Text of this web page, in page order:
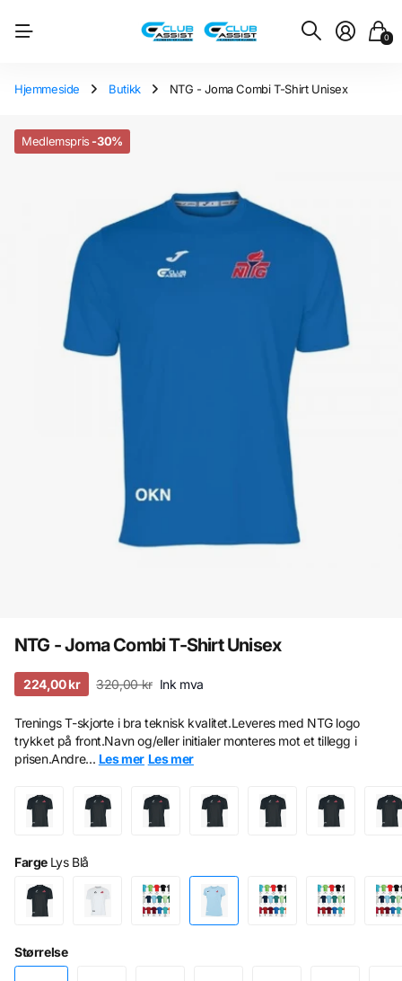
0
Hjemmeside Butikk NTG - Joma Combi T-Shirt Unisex
Medlemspris -30%
NTG - Joma Combi T-Shirt Unisex
224,00 kr 320,00 kr Ink mva
Trenings T-skjorte i bra teknisk kvalitet.Leveres med NTG logo
trykket på front.Navn og/eller initialer monteres mot et tillegg i
prisen.Andre... Les mer Les mer
Farge Lys Blå
Størrelse